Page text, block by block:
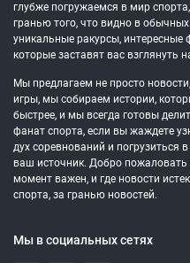
глубже погружаемся в мир
гранью того, что видно в
уникальные ракурсы, интересные
которые заставят вас взглянуть
Мы предлагаем не просто
игры, мы собираем истории,
быстрее, и мы всегда готовы
фанат спорта, если вы жаждете
дух соревнований и погрузиться
ваш источник. Добро
момент важен, и где новости
спорта, за гранью новостей.
Мы в социальных сетях